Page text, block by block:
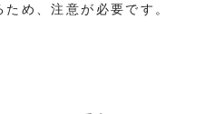
め、注意が必要です。